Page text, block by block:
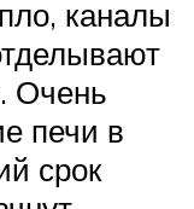
каналы
Очень
печи в
срок